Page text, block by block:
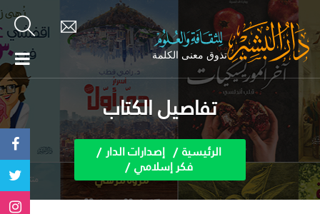
تفاصيل الكتاب
الرئيسية إصدارات الدار
فكر إسلامي